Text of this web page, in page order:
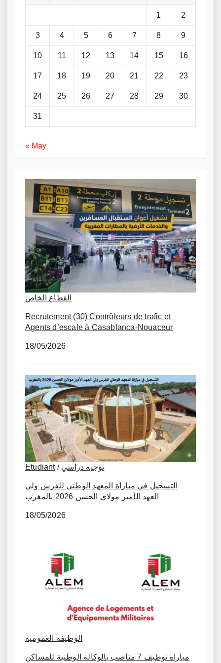
1 2
3 4 5 6 7 8 9
10 11 12 13 14 15 16
17 18 19 20 21 22 23
24 25 26 27 28 29 30
31
« May
القطاع الخاص
Recrutement (30) Contrôleurs de trafic et
Agents d’escale à Casablanca-Nouaceur
18/05/2026
Etudiant/ توجيه دراسي
التسجيل في مباراة المعهد الوطني للفرس ولي
العهد الأمير مولاي الحسن 2026 بالمغرب
18/05/2026
الوظيفة العمومية
مباراة توظيف 7 مناصب بالوكالة الوطنية للمساكن